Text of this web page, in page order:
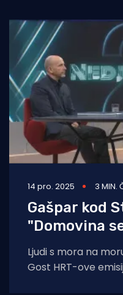
14 pro. 2025 3 MIN.
Gašpar kod
"Domovina
Ljudi s mora na
Gost HRT-ove